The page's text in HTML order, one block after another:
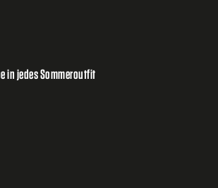
in jedes Sommeroutfit